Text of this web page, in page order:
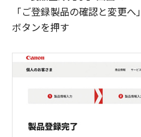
「ご登録製品の確認と変更へ」
ボタンを押す